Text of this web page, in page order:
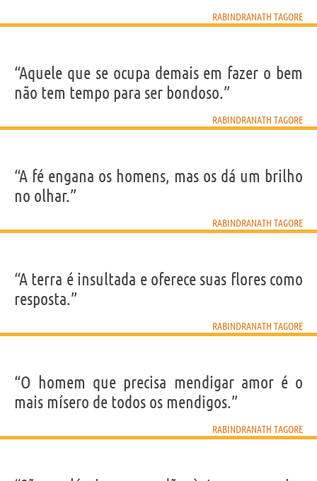
RABINDRANATH TAGORE
“Aquele que se ocupa demais em fazer o bem
não tem tempo para ser bondoso.”
RABINDRANATH TAGORE
“A fé engana os homens, mas os dá um brilho
no olhar.”
RABINDRANATH TAGORE
“A terra é insultada e oferece suas flores como
resposta.”
RABINDRANATH TAGORE
“O homem que precisa mendigar amor é o
mais mísero de todos os mendigos.”
RABINDRANATH TAGORE